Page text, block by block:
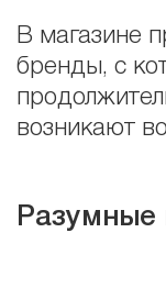
В магазине
бренды, с
возникают
Разумные